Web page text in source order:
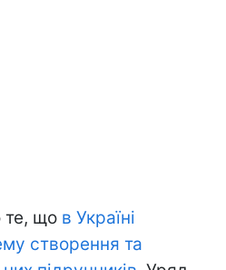
те, що в Україні
створення та